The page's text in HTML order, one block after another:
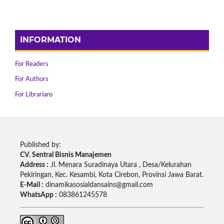
INFORMATION
For Readers
For Authors
For Librarians
Published by:
CV. Sentral Bisnis Manajemen
Address : Jl. Menara Suradinaya Utara , Desa/Kelurahan
Pekiringan, Kec. Kesambi, Kota Cirebon, Provinsi Jawa Barat.
E-Mail : dinamikasosialdansains@gmail.com
WhatsApp : 083861245578